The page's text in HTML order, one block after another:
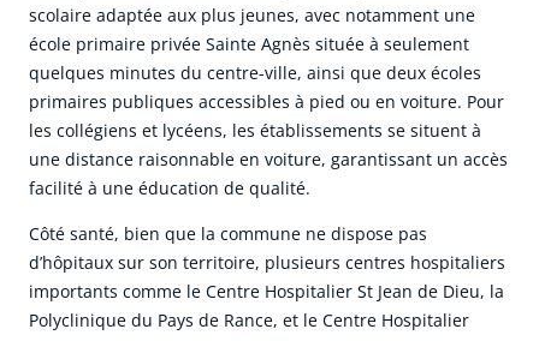
scolaire adaptée aux plus jeunes, avec notamment une
école primaire privée Sainte Agnès située à seulement
quelques minutes du centre-ville, ainsi que deux écoles
primaires publiques accessibles à pied ou en voiture. Pour
les collégiens et lycéens, les établissements se situent à
une distance raisonnable en voiture, garantissant un accès
facilité à une éducation de qualité.
Côté santé, bien que la commune ne dispose pas
d’hôpitaux sur son territoire, plusieurs centres hospitaliers
importants comme le Centre Hospitalier St Jean de Dieu, la
Polyclinique du Pays de Rance, et le Centre Hospitalier